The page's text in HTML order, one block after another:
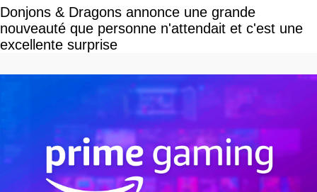
Donjons & Dragons annonce une grande
nouveauté que personne n'attendait et c'est une
excellente surprise